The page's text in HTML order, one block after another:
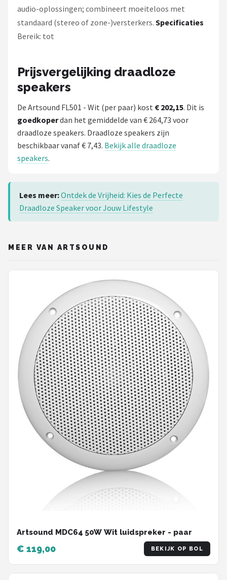
audio-oplossingen; combineert moeiteloos met
standaard (stereo of zone-)versterkers. Specificaties
Bereik: tot
Prijsvergelijking draadloze
speakers
De Artsound FL501 - Wit (per paar) kost € 202,15. Dit is
goedkoperdan het gemiddelde van € 264,73 voor
draadloze speakers. Draadloze speakers zijn
beschikbaar vanaf € 7,43. Bekijk alle draadloze
speakers.
Lees meer:Ontdek de Vrijheid: Kies de Perfecte
Draadloze Speaker voor Jouw Lifestyle
MEER VAN ARTSOUND
Artsound MDC64 50W Wit luidspreker - paar
€ 119,00 BEKIJK OP BOL